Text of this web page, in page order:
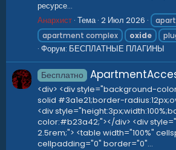
ресурсе...
Анархист Тема 2 Июл 2026
apartment complex
oxide
Форум: БЕСПЛАТНЫЕ ПЛАГИНЫ
Бесплатно
<div> <div style="background-
solid #3a1e21;border-
<div
color:#b23a42;"></div> <div
2.5rem;"> <table width="100%"
cellpadding="0" border="0"...